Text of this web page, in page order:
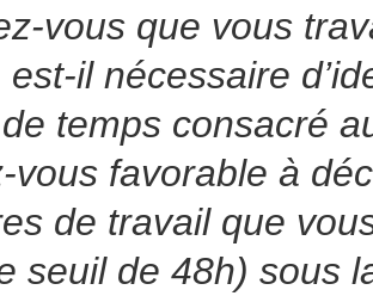
vous que vous
est-il nécessaire
temps consacré
vous favorable à
de travail que
seuil de 48h) sous